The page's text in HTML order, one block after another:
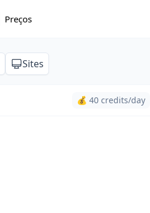
Preços
Sites
💰 40 credits/day